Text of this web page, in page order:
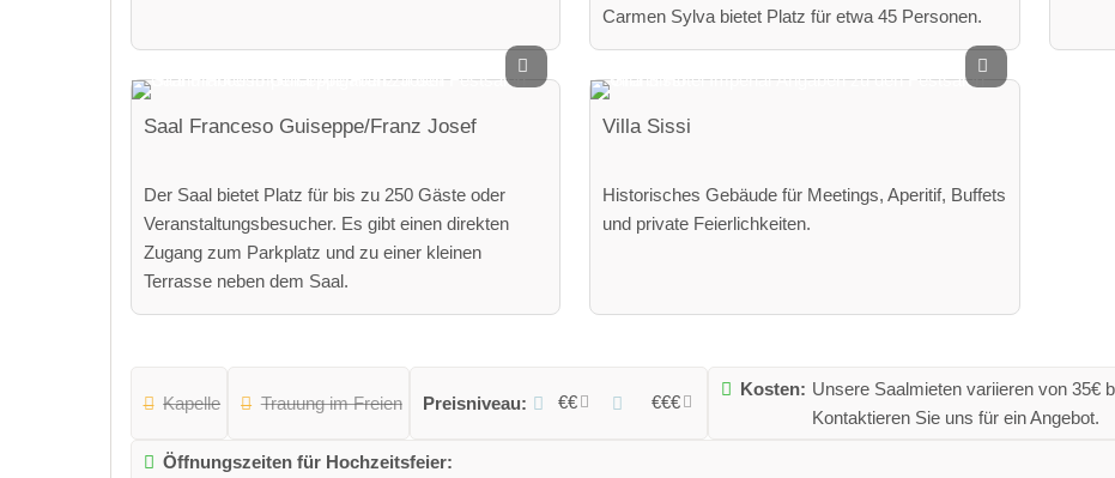
Carmen Sylva bietet Platz für etwa 45 Personen.
Saal Franceso Guiseppe/Franz Josef
Der Saal bietet Platz für bis zu 250 Gäste oder
Veranstaltungsbesucher. Es gibt einen direkten
Zugang zum Parkplatz und zu einer kleinen
Terrasse neben dem Saal.
Villa Sissi
Historisches Gebäude für Meetings, Aperitif, Buffets
und private Feierlichkeiten.
Kapelle Trauung im Freien Preisniveau: €€ €€€
Kosten: Unsere Saalmieten variieren von 35€
Kontaktieren Sie uns für ein Angebot.
Öffnungszeiten für Hochzeitsfeier: